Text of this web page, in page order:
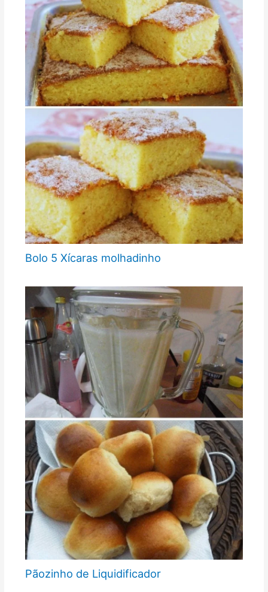
Bolo 5 Xícaras molhadinho
Pãozinho de Liquidificador